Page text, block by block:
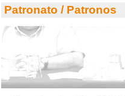
Patronato / Patronos